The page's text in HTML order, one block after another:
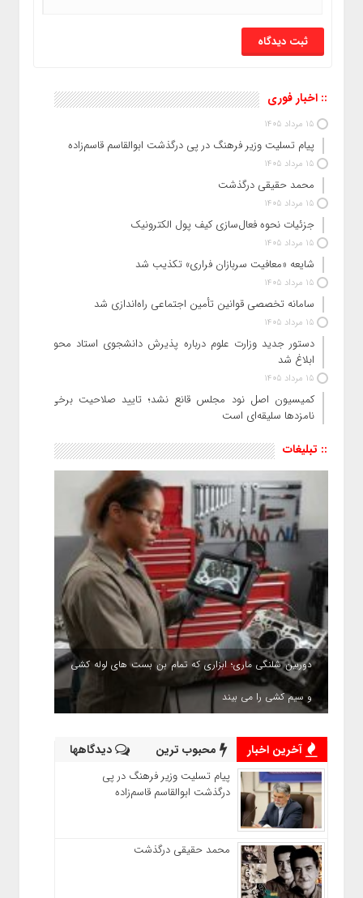
:: اخبار فوری
15 مرداد 1405
پیام تسلیت وزیر فرهنگ در پی درگذشت ابوالقاسم قاسم‌زاده
15 مرداد 1405
محمد حقیقی درگذشت
15 مرداد 1405
جزئیات نحوه فعال‌سازی کیف پول الکترونیک
15 مرداد 1405
شایعه «معافیت سربازان فراری» تکذیب شد
15 مرداد 1405
سامانه تخصصی قوانین تأمین اجتماعی راه‌اندازی شد
15 مرداد 1405
دستور جدید وزارت علوم درباره پذیرش دانشجوی استاد محور
ابلاغ شد
15 مرداد 1405
کمیسیون اصل نود مجلس قانع نشد؛ تایید صلاحیت برخی
نامزدها سلیقه‌ای است
:: تبلیغات
دوربین شلنگی ماری؛ ابزاری که تمام بن بست های لوله کشی
و سیم کشی را می بیند
آخرین اخبار محبوب ترین دیدگاهها
پیام تسلیت وزیر فرهنگ در پی
درگذشت ابوالقاسم قاسم‌زاده
محمد حقیقی درگذشت